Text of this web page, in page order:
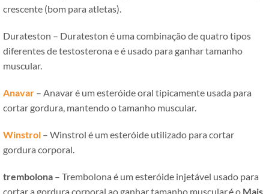
crescente (bom para atletas).
Durateston – Durateston é uma combinação de quatro tipos
diferentes de testosterona e é usado para ganhar tamanho
muscular.
Anavar – Anavar é um esteróide oral tipicamente usada para
cortar gordura, mantendo o tamanho muscular.
Winstrol – Winstrol é um esteróide utilizado para cortar
gordura corporal.
trembolona – Trembolona é um esteróide injetável usado para
cortar a gordura corporal ao ganhar tamanho muscular,é o Mais